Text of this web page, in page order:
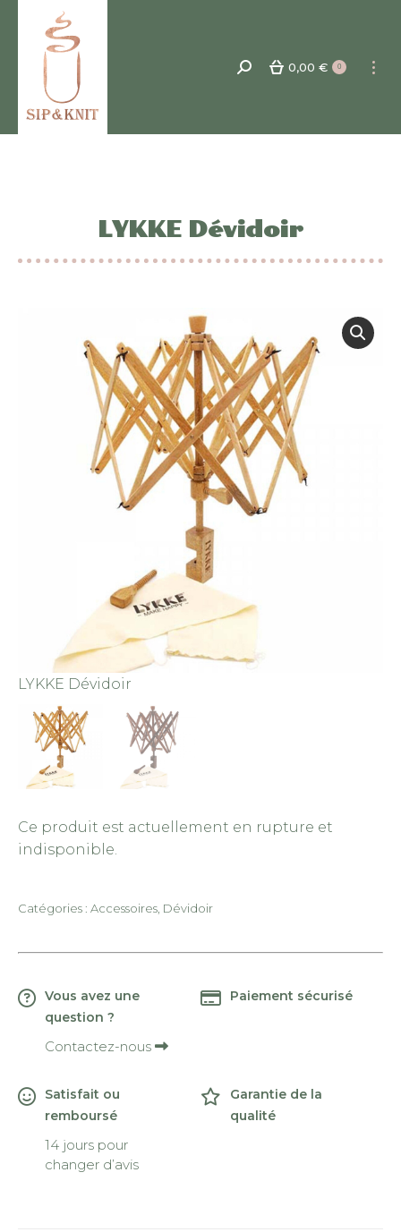
Recherche
0,00 € 0
LYKKE Dévidoir
LYKKE Dévidoir
Ce produit est actuellement en rupture et
indisponible.
Catégories : Accessoires Dévidoir
Vous avez une
question ?
Contactez-nous
Paiement sécurisé
Satisfait ou
remboursé
14 jours pour
changer d’avis
Garantie de la
qualité